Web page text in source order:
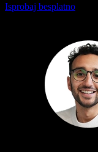
Isprobaj besplatno